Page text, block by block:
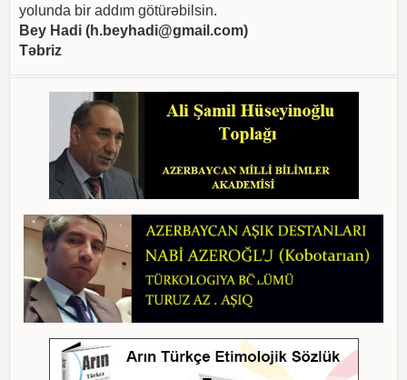
yolunda bir addım götürəbilsin.
Bey Hadi (h.beyhadi@gmail.com)
Təbriz